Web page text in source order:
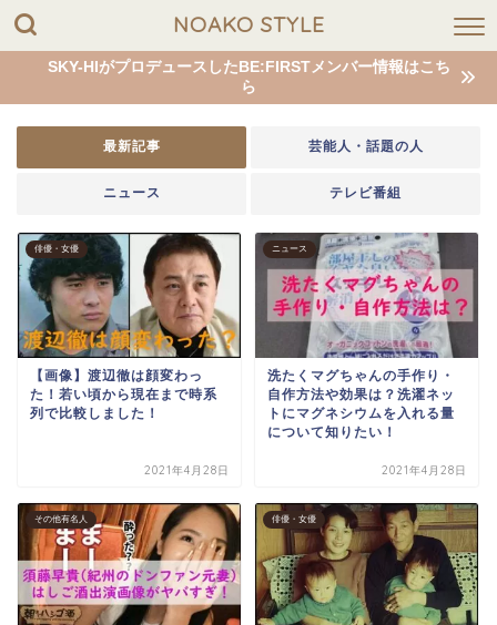
NOAKO STYLE
SKY-HIがプロデュースしたBE:FIRSTメンバー情報はこち
ら
最新記事 芸能人・話題の人
ニュース テレビ番組
俳優・女優
【画像】渡辺徹は顔変わっ
た！若い頃から現在まで時系
列で比較しました！
2021年4月28日
ニュース
洗たくマグちゃんの手作り・
自作方法や効果は？洗濯ネッ
トにマグネシウムを入れる量
について知りたい！
2021年4月28日
その他有名人 俳優・女優